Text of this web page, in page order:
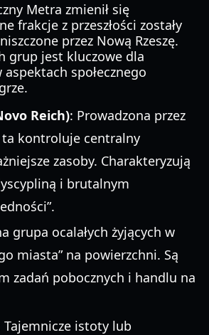
Metra zmienił się
frakcje z przeszłości zostały
przez Nową Rzeszę.
grup jest kluczowe dla
społecznego
Reich): Prowadzona przez
kontroluje centralny
zasoby. Charakteryzują
i brutalnym
grupa ocalałych żyjących w
miasta” na powierzchni. Są
zadań pobocznych i handlu na
Tajemnicze istoty lub